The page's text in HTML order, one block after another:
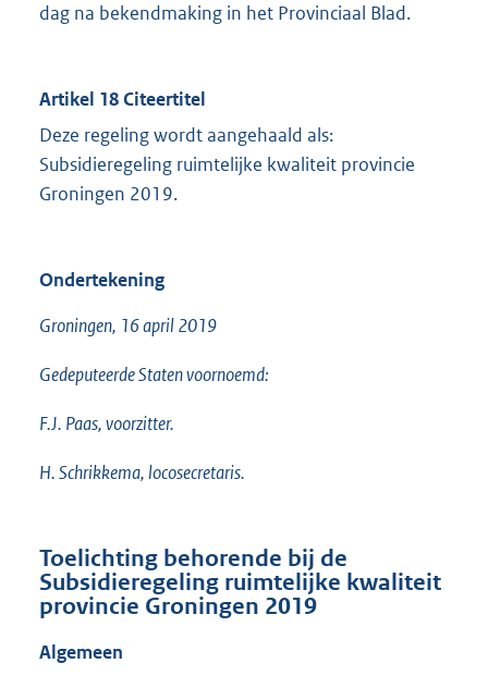
dag na bekendmaking in het Provinciaal Blad.
Artikel 18 Citeertitel
Deze regeling wordt aangehaald als:
Subsidieregeling ruimtelijke kwaliteit provincie
Groningen 2019.
Ondertekening
Groningen, 16 april 2019
Gedeputeerde Staten voornoemd:
F.J. Paas, voorzitter.
H. Schrikkema, locosecretaris.
Toelichting behorende bij de
Subsidieregeling ruimtelijke kwaliteit
provincie Groningen 2019
Algemeen